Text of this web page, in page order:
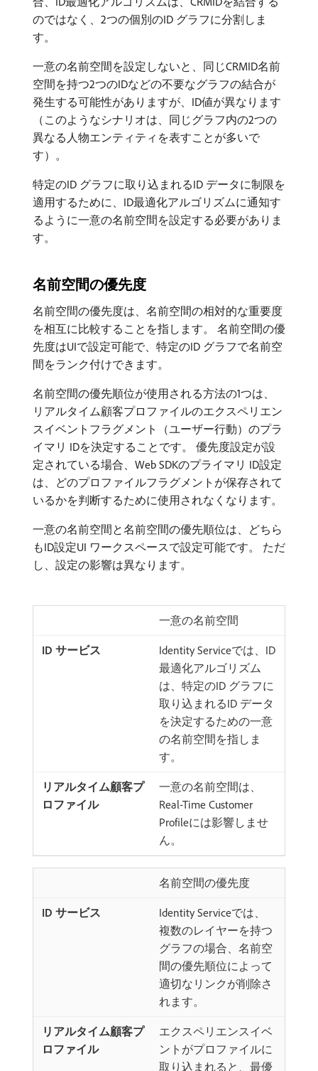
のではなく、2つの個別のID グラフに分割しま
す。
一意の名前空間を設定しないと、同じCRMID名前
空間を持つ2つのIDなどの不要なグラフの結合が
発生する可能性がありますが、ID値が異なります
（このようなシナリオは、同じグラフ内の2つの
異なる人物エンティティを表すことが多いで
す）。
特定のID グラフに取り込まれるID データに制限を
適用するために、ID最適化アルゴリズムに通知す
るように一意の名前空間を設定する必要がありま
す。
名前空間の優先度
名前空間の優先度は、名前空間の相対的な重要度
を相互に比較することを指します。 名前空間の優
先度はUIで設定可能で、特定のID グラフで名前空
間をランク付けできます。
名前空間の優先順位が使用される方法の1つは、
リアルタイム顧客プロファイルのエクスペリエン
スイベントフラグメント（ユーザー行動）のプラ
イマリ IDを決定することです。 優先度設定が設
定されている場合、Web SDKのプライマリ ID設定
は、どのプロファイルフラグメントが保存されて
いるかを判断するために使用されなくなります。
一意の名前空間と名前空間の優先順位は、どちら
もID設定UI ワークスペースで設定可能です。 ただ
し、設定の影響は異なります。
一意の名前空間
Identity Serviceでは、ID
最適化アルゴリズム
は、特定のID グラフに
取り込まれるID データ
を決定するための一意
の名前空間を指しま
す。
一意の名前空間は、
Real-Time Customer
Profileには影響しませ
ん。
名前空間の優先度
Identity Serviceでは、
複数のレイヤーを持つ
グラフの場合、名前空
間の優先順位によって
適切なリンクが削除さ
れます。
エクスペリエンスイベ
ントがプロファイルに
取り込まれると、最優